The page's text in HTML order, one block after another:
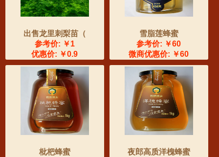
出售龙里刺梨苗（
参考价: ￥1
优惠价: ￥0.9
雪脂莲蜂蜜
参考价: ￥60
微商优惠价: ￥60
枇杷蜂蜜 夜郎高质洋槐蜂蜜